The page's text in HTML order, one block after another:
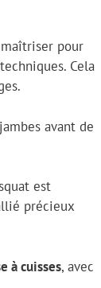
pour
Cela
avant de
est
précieux
à cuisses, avec